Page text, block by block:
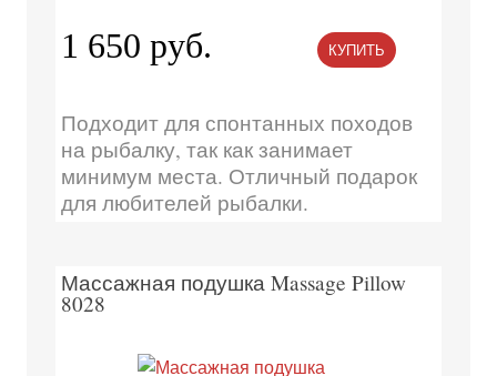
1 650 руб. КУПИТЬ
Подходит для спонтанных походов
на рыбалку, так как занимает
минимум места. Отличный подарок
для любителей рыбалки.
Массажная подушка Massage Pillow
8028